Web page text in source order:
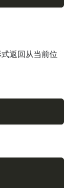
返回从当前位